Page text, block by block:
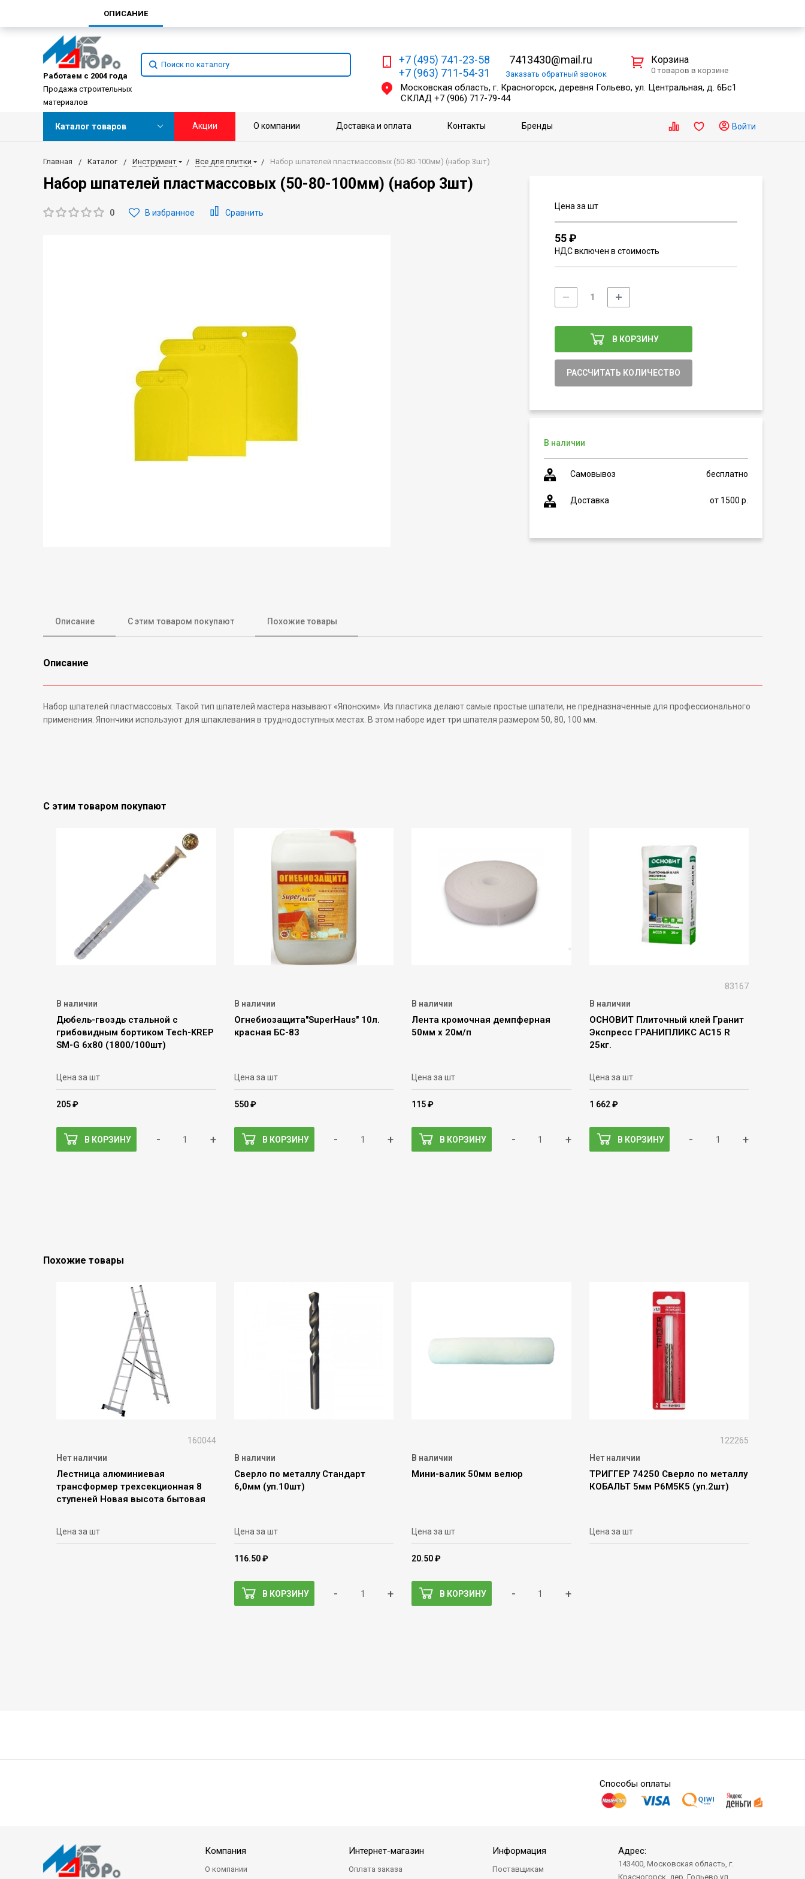
Работаем с 2004 года
Продажа строительных
материалов
+7 (495) 741-23-58
+7 (963) 711-54-31
7413430@mail.ru
Заказать обратный звонок
Московская область, г. Красногорск, деревня Гольево, ул. Центральная, д. 6Бс1
СКЛАД +7 (906) 717-79-44
Корзина
0 товаров в корзине
Каталог товаров Акции О компании Доставка и оплата Контакты Бренды Войти
Главная Каталог Инструмент Все для плитки Набор шпателей пластмассовых (50-80-100мм) (набор 3шт)
Набор шпателей пластмассовых (50-80-100мм) (набор 3шт)
0 В избранное Сравнить
Цена за шт
55 ₽
НДС включен в стоимость
В КОРЗИНУ
РАССЧИТАТЬ КОЛИЧЕСТВО
В наличии
Самовывоз бесплатно
Доставка от 1500 р.
Описание С этим товаром покупают Похожие товары
Описание
Набор шпателей пластмассовых. Такой тип шпателей мастера называют «Японским». Из пластика делают самые простые шпатели, не предназначенные для профессионального
применения. Япончики используют для шпаклевания в труднодоступных местах. В этом наборе идет три шпателя размером 50, 80, 100 мм.
С этим товаром покупают
В наличии
Дюбель-гвоздь стальной с
грибовидным бортиком Tech-KREP
SM-G 6х80 (1800/100шт)
Цена за шт
205 ₽
В КОРЗИНУ - +
В наличии
Огнебиозащита"SuperHaus" 10л.
красная БС-83
Цена за шт
550 ₽
В КОРЗИНУ - +
В наличии
Лента кромочная демпферная
50мм х 20м/п
Цена за шт
115 ₽
В КОРЗИНУ - +
83167
В наличии
ОСНОВИТ Плиточный клей Гранит
Экспресс ГРАНИПЛИКС АС15 R
25кг.
Цена за шт
1 662 ₽
В КОРЗИНУ - +
Похожие товары
160044
Нет наличии
Лестница алюминиевая
трансформер трехсекционная 8
ступеней Новая высота бытовая
Цена за шт
В наличии
Сверло по металлу Стандарт
6,0мм (уп.10шт)
Цена за шт
116.50 ₽
В КОРЗИНУ - +
В наличии
Мини-валик 50мм велюр
Цена за шт
20.50 ₽
В КОРЗИНУ - +
122265
Нет наличии
ТРИГГЕР 74250 Сверло по металлу
КОБАЛЬТ 5мм Р6М5К5 (уп.2шт)
Цена за шт
ОПИСАНИЕ
Способы оплаты
Компания
О компании
Интернет-магазин
Оплата заказа
Информация
Поставщикам
Адрес:
143400, Московская область, г.
Красногорск, дер. Гольево ул.